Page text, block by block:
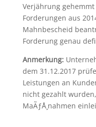
Verjährung
Forderungen aus
Mahnbescheid
Forderung genau
Anmerkung:
dem 31.12.2017
Leistungen an
nicht gezahlt
MaÃƒÅ¸nahmen